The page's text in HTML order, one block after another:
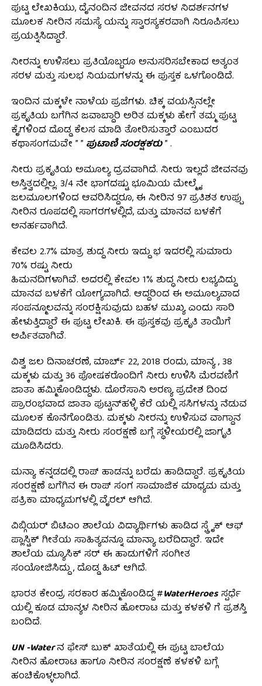
ಪುಟ್ಟ ಲೇಖಕಿಯು, ದೈನಂದಿನ ಜೀವನದ ಸರಳ ನಿದರ್ಶನಗಳ
ಮೂಲಕ ನೀರಿನ ಸಮಸ್ಯೆ ಯನ್ನು ಸ್ವಾರಸ್ಯಕರವಾಗಿ ನಿರೂಪಿಸಲು
ಪ್ರಯತ್ನಿಸಿದ್ದಾರೆ.
ನೀರನ್ನು ಉಳಿಸಲು ಪ್ರತಿಯೊಬ್ಬರೂ ಅನುಸರಿಸಬೇಕಾದ ಅತ್ಯಂತ
ಸರಳ ಮತ್ತು ಸುಲಭ ನಿಯಮಗಳನ್ನು ಈ ಪುಸ್ತಕ ಒಳಗೊಂಡಿದೆ.
ಇಂದಿನ ಮಕ್ಕಳೇ ನಾಳೆಯ ಪ್ರಜೆಗಳು. ಚಿಕ್ಕ ವಯಸ್ಸಿನಲ್ಲೇ
ಪ್ರಕೃತಿಯ ಬಗೆಗಿನ ಜವಾಬ್ದಾರಿ ಅರಿತ ಮಕ್ಕಳು ಹೇಗೆ ತಮ್ಮ ಪುಟ್ಟ
ಕೈಗಳಿಂದ ದೊಡ್ಡ ಕೆಲಸ ಮಾಡಿ ತೋರಿಸುತ್ತಾರೆ ಎಂಬುದರ
ಕಥಾಸಂಗಮವೇ ” ” ಪುಟಾಣಿ ಸಂರಕ್ಷಕರು” .
ನೀರು ಪ್ರಕೃತಿಯ ಅಮೂಲ್ಯ ದ್ರವವಾಗಿದೆ. ನೀರು ಇಲ್ಲದೆ ಜೀವನವು
ಅಸ್ತಿತ್ವದಲ್ಲಿಲ್ಲ. 3/4 ನೇ ಭಾಗದಷ್ಟು ಭೂಮಿಯ ಮೇಲ್ಮೈ
ಜಲಮೂಲಗಳಿಂದ ಆವರಿಸಿದ್ದರೂ, ಈ ನೀರಿನ 97 ಪ್ರತಿಶತ ಉಪ್ಪು
ನೀರಿನ ರೂಪದಲ್ಲಿ ಸಾಗರಗಳಲ್ಲಿದೆ, ಮತ್ತು ಮಾನವ ಬಳಕೆಗೆ
ಅನರ್ಹವಾಗಿದೆ.
ಕೇವಲ 2.7% ಮಾತ್ರ ಶುದ್ದ ನೀರು ಇದ್ದು ಭ ಇದರಲ್ಲಿ ಸುಮಾರು
70% ರಷ್ಟು ನೀರು
ಹಿಮನದಿಗಳಾಗಿವೆ. ಅದರಲ್ಲಿ ಕೇವಲ 1% ಶುದ್ಧ ನೀರು ಲಭ್ಯವಿದ್ದು
ಮಾನವ ಬಳಕೆಗೆ ಯೋಗ್ಯವಾಗಿದೆ. ಆದ್ದರಿಂದ ಈ ಅಮೂಲ್ಯವಾದ
ಸಂಪನ್ಮೂಲವನ್ನು ಸಂರಕ್ಷಿಸುವುದು ಬಹಳ ಮುಖ್ಯ ಎಂದು ಸಾರಿ
ಹೇಳುತ್ತಿದ್ದಾರೆ ಈ ಪುಟ್ಟ ಲೇಖಕಿ. ಈ ಪುಸ್ತಕವು ಪ್ರಕೃತಿ ತಾಯಿಗೆ
ಅರ್ಪಿತವಾಗಿವೆ.
ವಿಶ್ವ ಜಲ ದಿನಾಚರಣೆ, ಮಾರ್ಚ್ 22, 2018 ರಂದು, ಮಾನ್ಯ , 38
ಮಕ್ಕಳು ಮತ್ತು 36 ಪೋಷಕರೊಂದಿಗೆ ನೀರು ಉಳಿಸಿ ಮೆರವಣಿಗೆ
ಜಾತಾ ಹಮ್ಮಿಕೊಂಡಿದ್ದಳು. ದೊರೆಸಾನಿ ಅರಣ್ಯ ಪ್ರದೇಶ ದಿಂದ
ಪ್ರಾರಂಭವಾದ ಜಾತಾ ಪುಟ್ಟನ್‌ಹಳ್ಳಿ ಕೆರೆ ಯಲ್ಲಿ ಸಸಿಗಳನ್ನು ನೆಡುವ
ಮೂಲಕ ಕೊನೆಗೊಂಡಿತು. ಮಕ್ಕಳು ನೀರನ್ನು ಉಳಿಸುವ ವಾಗ್ದಾನ
ಮಾಡಿದರು ಮತ್ತು ನೀರು ಸಂರಕ್ಷಣೆ ಬಗ್ಗೆ ಸ್ಥಳೀಯರಲ್ಲಿ ಜಾಗೃತಿ
ಮೂಡಿಸಿದರು.
ಮನ್ಯಾ ಕನ್ನಡದಲ್ಲಿ ರಾಪ್ ಹಾಡನ್ನು ಬರೆದು ಹಾಡಿದ್ದಾರೆ. ಪ್ರಕೃತಿಯ
ಸಂರಕ್ಷಣೆ ಬಗೆಗಿನ ಈ ರಾಪ್ ಸಂಗ ಸಾಮಾಜಿಕ ಮಾಧ್ಯಮ ಮತ್ತು
ಪತ್ರಿಕಾ ಮಾಧ್ಯಮಗಳಲ್ಲಿ ವೈರಲ್ ಆಗಿದೆ.
ವಿಬ್ಗಿಯರ್ ಬಿಟಿಎಂ ಶಾಲೆಯ ವಿದ್ಯಾರ್ಥಿಗಳು ಹಾಡಿದ ಸ್ಟ್ರೈಕ್ ಆಫ್
ಪ್ಲಾಸ್ಟಿಕ್ ಗೀತೆಯ ಸಾಹಿತ್ಯವನ್ನೂ ಮಾನ್ಯಾ ಬರೆದಿದ್ದಾರೆ. ಇದೇ
ಶಾಲೆಯ ಮ್ಯೂಸಿಕ್ ಸರ್ ಈ ಹಾಡುಗಳಿಗೆ ಸಂಗೀತ
ಸಂಯೋಜಿಸಿದ್ದು , ದೊಡ್ಡ ಹಿಟ್ ಆಗಿದೆ.
ಭಾರತ ಕೇಂದ್ರ ಸರಕಾರ ಹಮ್ಮಿಕೊಂಡಿದ್ದ #WaterHeroesಸ್ಪರ್ಧೆ
ಯಲ್ಲಿ ಕೂಡ ಮಾನ್ಯಳ ನೀರಿನ ಹೋರಾಟ ಮತ್ತು ಕಳಕಳಿ ಗೆ ಪ್ರಶಸ್ತಿ
ಬಂದಿದೆ.
UN -Waterನ ಫೇಸ್ ಬುಕ್ ಖಾತೆಯಲ್ಲಿ ಈ ಪುಟ್ಟ ಬಾಲೆಯ
ನೀರಿನ ಹೋರಾಟ ಹಾಗೂ ನೀರಿನ ಸಂರಕ್ಷಣೆ ಕಳಕಳಿ ಬಗ್ಗೆ
ಹಂಚಿಕೊಳ್ಳಲಾಗಿದೆ.